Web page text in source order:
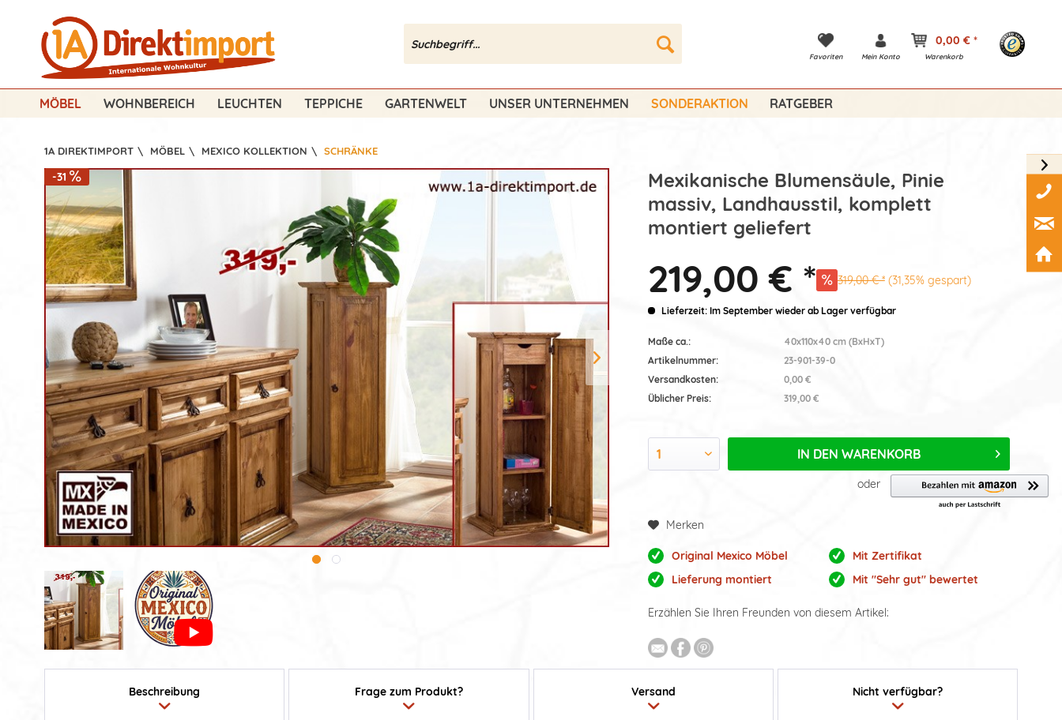
Favoriten Mein Konto
0,00 € *
Warenkorb
MÖBEL WOHNBEREICH LEUCHTEN TEPPICHE GARTENWELT UNSER UNTERNEHMEN SONDERAKTION RATGEBER
1A DIREKTIMPORT \ MÖBEL \ MEXICO KOLLEKTION \ SCHRÄNKE
-31
Mexikanische Blumensäule, Pinie
massiv, Landhausstil, komplett
montiert geliefert
219,00 € * 319,00 € * (31,35% gespart)
Lieferzeit: Im September wieder ab Lager verfügbar
Maße ca.:
40x110x40 cm (BxHxT)
Artikelnummer:
23-901-39-0
Versandkosten:
0,00 €
Üblicher Preis:
319,00 €
IN DEN WARENKORB
oder
Merken
Original Mexico Möbel
Mit Zertifikat
Lieferung montiert
Mit "Sehr gut" bewertet
Erzählen Sie Ihren Freunden von diesem Artikel:
Beschreibung Frage zum Produkt? Versand Nicht verfügbar?